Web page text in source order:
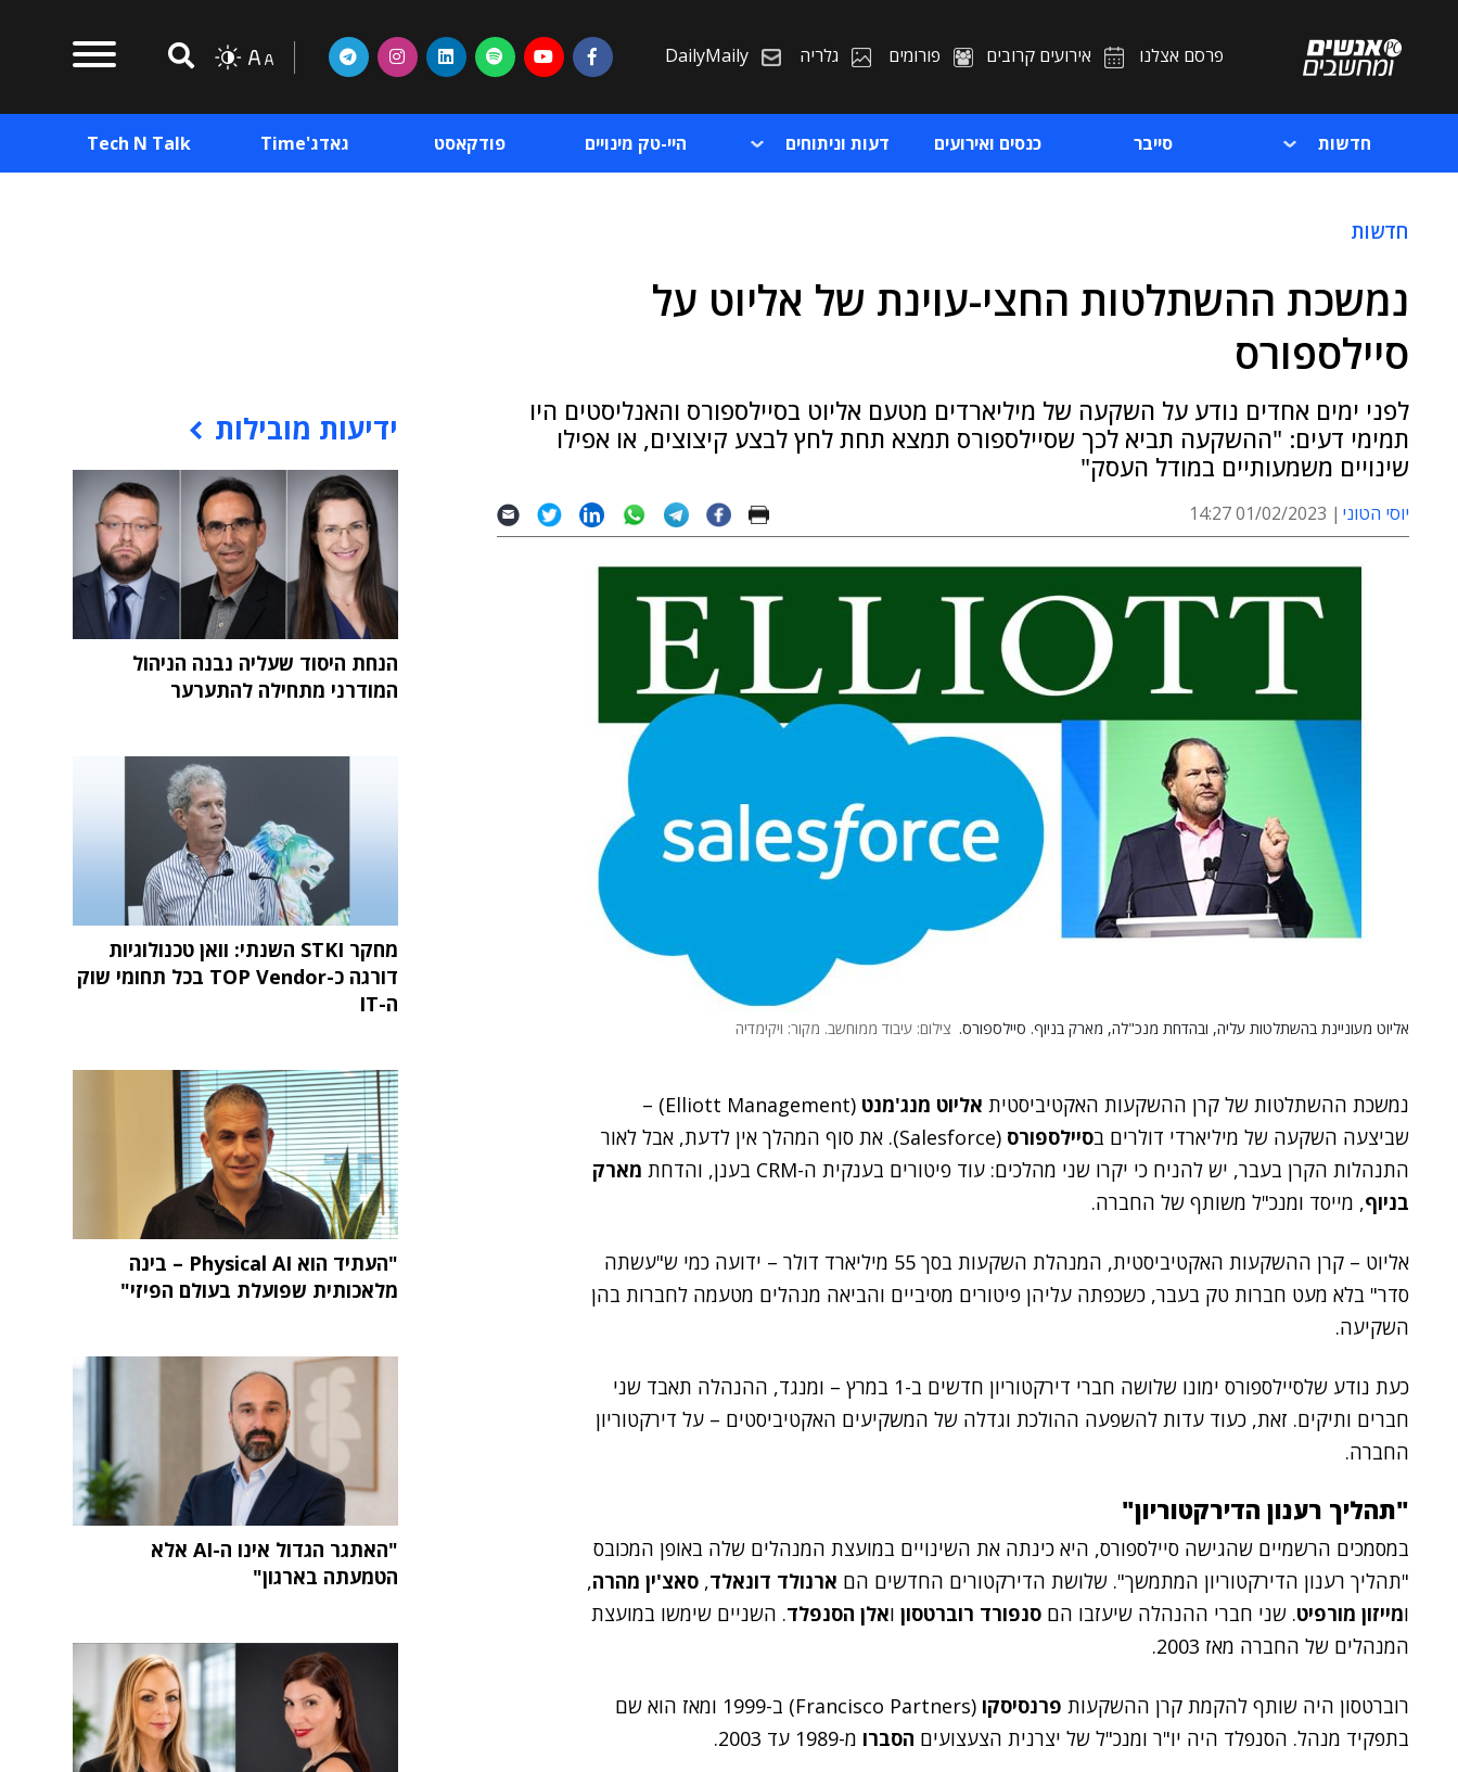
פרסם אצלנו אירועים קרובים פורומים גלריה DailyMaily
חדשות סייבר כנסים ואירועים דעות וניתוחים היי-טק מינויים פודקאסט גאדג'Time Tech N Talk
חדשות
נמשכת ההשתלטות החצי-עוינת של אליוט על
סיילספורס
לפני ימים אחדים נודע על השקעה של מיליארדים מטעם אליוט בסיילספורס והאנליסטים היו
תמימי דעים: "ההשקעה תביא לכך שסיילספורס תמצא תחת לחץ לבצע קיצוצים, או אפילו
שינויים משמעותיים במודל העסק"
יוסי הטוני 01/02/2023 14:27
אליוט מעוניינת בהשתלטות עליה, ובהדחת מנכ"לה, מארק בניוף. סיילספורס. צילום: עיבוד ממוחשב. מקור: ויקימדיה
נמשכת ההשתלטות של קרן ההשקעות האקטיביסטית אליוט מנג'מנט
(Elliott Management) –
שביצעה השקעה של מיליארדי דולרים בסיילספורס
(Salesforce). את סוף המהלך אין לדעת, אבל לאור
התנהלות הקרן בעבר, יש להניח כי יקרו שני מהלכים: עוד פיטורים בענקית ה-CRM בענן, והדחת
מארק
בניוף, מייסד ומנכ"ל משותף של החברה.
אליוט – קרן ההשקעות האקטיביסטית, המנהלת השקעות בסך 55 מיליארד דולר – ידועה כמי ש"עשתה
סדר" בלא מעט חברות טק בעבר, כשכפתה עליהן פיטורים מסיביים והביאה מנהלים מטעמה לחברות בהן
השקיעה.
כעת נודע שלסיילספורס ימונו שלושה חברי דירקטוריון חדשים ב-1 במרץ – ומנגד, ההנהלה תאבד שני
חברים ותיקים. זאת, כעוד עדות להשפעה ההולכת וגדלה של המשקיעים האקטיביסטים – על דירקטוריון
החברה.
"תהליך רענון הדירקטוריון"
במסמכים הרשמיים שהגישה סיילספורס, היא כינתה את השינויים במועצת המנהלים שלה באופן המכובס
"תהליך רענון הדירקטוריון המתמשך". שלושת הדירקטורים החדשים הם ארנולד דונאלד, סאצ'ין מהרה,
ומייזון מורפיט. שני חברי ההנהלה שיעזבו הם סנפורד רוברטסון ואלן הסנפלד. השניים שימשו במועצת
המנהלים של החברה מאז 2003.
רוברטסון היה שותף להקמת קרן ההשקעות פרנסיסקו
(Francisco Partners) ב-1999 ומאז הוא שם
בתפקיד מנהל. הסנפלד היה יו"ר ומנכ"ל של יצרנית הצעצועים הסברו מ-1989 עד 2003.
ידיעות מובילות
הנחת היסוד שעליה נבנה הניהול
המודרני מתחילה להתערער
מחקר STKI השנתי: וואן טכנולוגיות
דורגה כ-TOP Vendor בכל תחומי שוק
ה-IT
"העתיד הוא Physical AI – בינה
מלאכותית שפועלת בעולם הפיזי"
"האתגר הגדול אינו ה-AI אלא
הטמעתה בארגון"